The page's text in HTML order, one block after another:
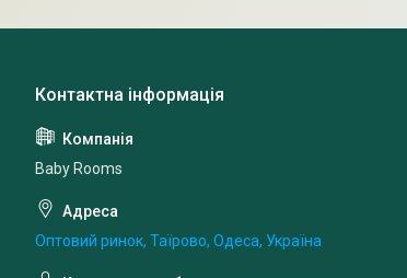
Baby Rooms
Оптовий ринок, Таїрово, Одеса, Україна